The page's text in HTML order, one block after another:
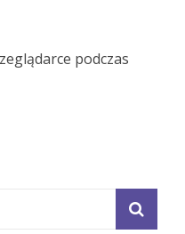
podczas